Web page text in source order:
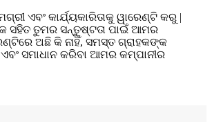
ଏବଂ କାର୍ଯ୍ୟକାରିତାକୁ ୱାରେଣ୍ଟି କରୁ |
ସହିତ ତୁମର ସନ୍ତୁଷ୍ଟତା ପାଇଁ ଆମର
ଅଛି କି ନାହିଁ, ସମସ୍ତ ଗ୍ରାହକଙ୍କ
ସମାଧାନ କରିବା ଆମର କମ୍ପାନୀର